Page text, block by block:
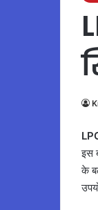
इस
के